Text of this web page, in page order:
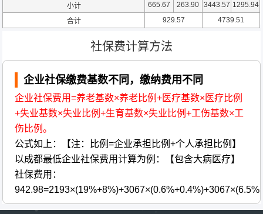
小计 665.67 263.90 3443.57 1295.94
合计
929.57 4739.51
社保费计算方法
企业社保缴费基数不同，缴纳费用不同
企业社保费用=养老基数×养老比例+医疗基数×医疗比例
+失业基数×失业比例+生育基数×失业比例+工伤基数×工
伤比例。
公式如上：【注：比例=企业承担比例+个人承担比例】
以成都最低企业社保费用计算为例：【包含大病医疗】
社保费用：